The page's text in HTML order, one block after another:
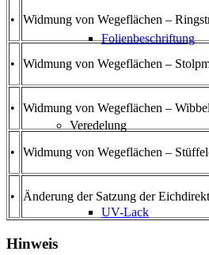
Folienbeschriftung
Veredelung
UV-Lack
• Widmung von Wegeflächen –
• Widmung von Wegeflächen –
• Widmung von Wegeflächen –
• Widmung von Wegeflächen –
• Änderung der Satzung der
Hinweis